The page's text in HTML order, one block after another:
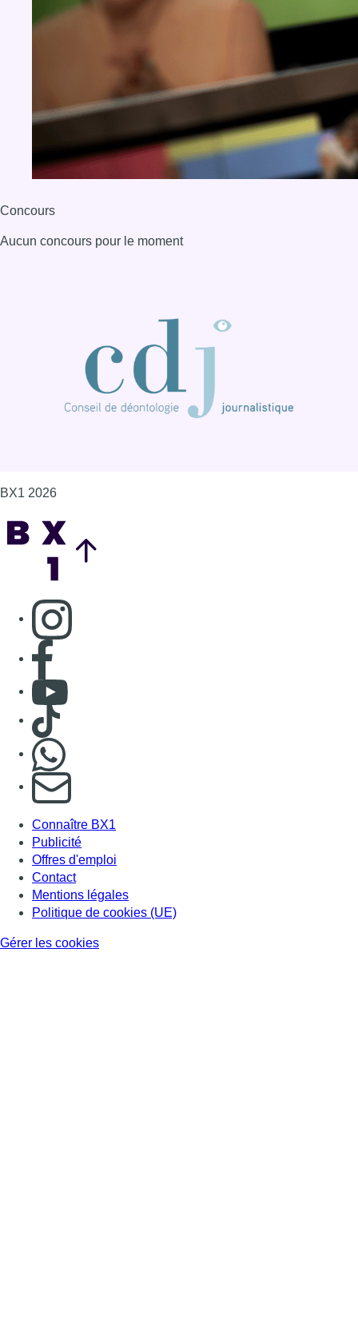
Concours
Aucun concours pour le moment
BX1 2026
Consulter page Instagram
Consulter page Facebook
Consulter Youtube
Consulter TikTok
S'abonner à notre newsletter
Connaître BX1
Publicité
Offres d'emploi
Contact
Mentions légales
Politique de cookies (UE)
Gérer les cookies